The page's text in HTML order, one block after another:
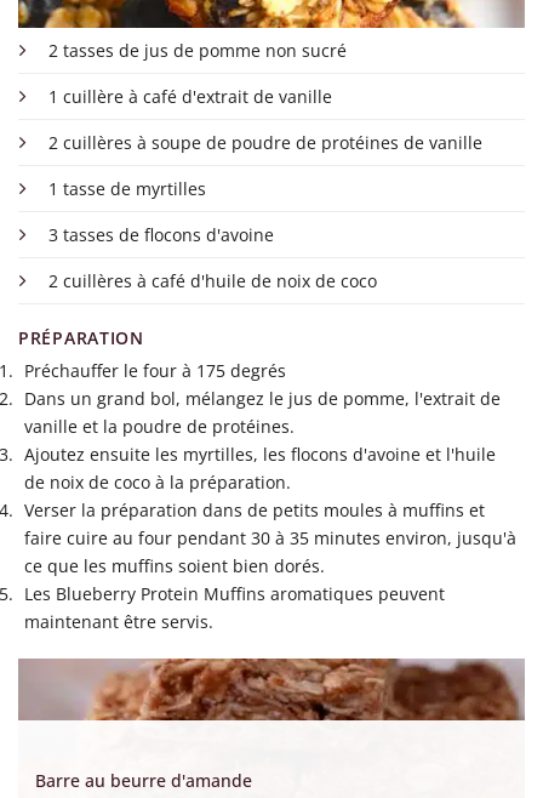
2 tasses de jus de pomme non sucré
1 cuillère à café d'extrait de vanille
2 cuillères à soupe de poudre de protéines de vanille
1 tasse de myrtilles
3 tasses de flocons d'avoine
2 cuillères à café d'huile de noix de coco
PRÉPARATION
Préchauffer le four à 175 degrés
Dans un grand bol, mélangez le jus de pomme, l'extrait de
vanille et la poudre de protéines.
Ajoutez ensuite les myrtilles, les flocons d'avoine et l'huile
de noix de coco à la préparation.
Verser la préparation dans de petits moules à muffins et
faire cuire au four pendant 30 à 35 minutes environ, jusqu'à
ce que les muffins soient bien dorés.
Les Blueberry Protein Muffins aromatiques peuvent
maintenant être servis.
Barre au beurre d'amande